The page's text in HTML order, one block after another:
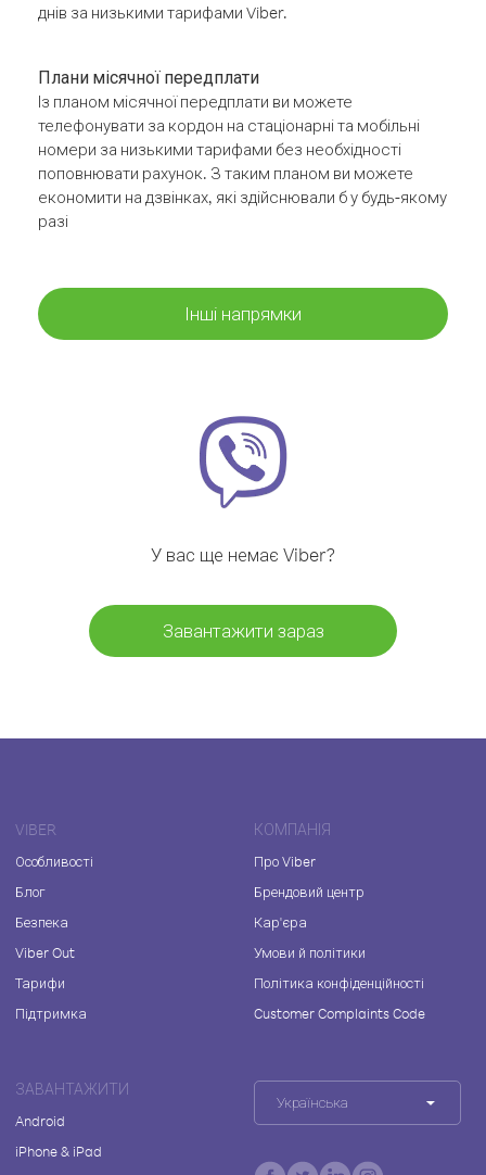
днів за низькими тарифами Viber.
Плани місячної передплати
Із планом місячної передплати ви можете
телефонувати за кордон на стаціонарні та мобільні
номери за низькими тарифами без необхідності
поповнювати рахунок. З таким планом ви можете
економити на дзвінках, які здійснювали б у будь-якому
разі
Інші напрямки
У вас ще немає Viber?
Завантажити зараз
VIBER
Особливості
Блог
Безпека
Viber Out
Тарифи
Підтримка
КОМПАНІЯ
Про Viber
Брендовий центр
Кар'єра
Умови й політики
Політика конфіденційності
Customer Complaints Code
ЗАВАНТАЖИТИ
Android
iPhone & iPad
Українська